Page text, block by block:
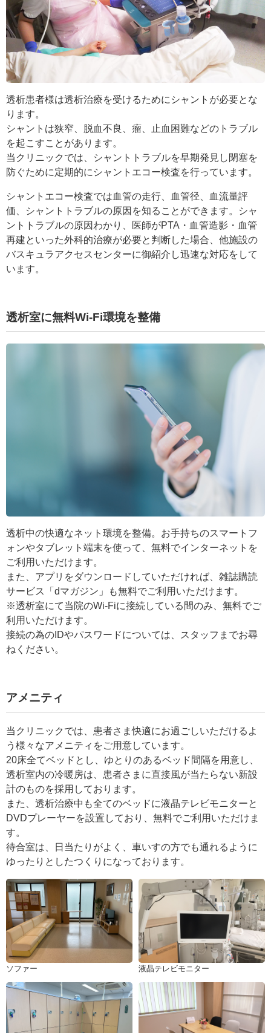
透析患者様は透析治療を受けるためにシャントが必要とな
ります。
シャントは狭窄、脱血不良、瘤、止血困難などのトラブル
を起こすことがあります。
当クリニックでは、シャントトラブルを早期発見し閉塞を
防ぐために定期的にシャントエコー検査を行っています。
シャントエコー検査では血管の走行、血管径、血流量評
価、シャントトラブルの原因を知ることができます。シャ
ントトラブルの原因わかり、医師がPTA・血管造影・血管
再建といった外科的治療が必要と判断した場合、他施設の
バスキュラアクセスセンターに御紹介し迅速な対応をして
います。
透析室に無料Wi-Fi環境を整備
透析中の快適なネット環境を整備。お手持ちのスマートフ
ォンやタブレット端末を使って、無料でインターネットを
ご利用いただけます。
また、アプリをダウンロードしていただければ、雑誌購読
サービス「dマガジン」も無料でご利用いただけます。
※透析室にて当院のWi-Fiに接続している間のみ、無料でご
利用いただけます。
接続の為のIDやパスワードについては、スタッフまでお尋
ねください。
アメニティ
当クリニックでは、患者さま快適にお過ごしいただけるよ
う様々なアメニティをご用意しています。
20床全てベッドとし、ゆとりのあるベッド間隔を用意し、
透析室内の冷暖房は、患者さまに直接風が当たらない新設
計のものを採用しております。
また、透析治療中も全てのベッドに液晶テレビモニターと
DVDプレーヤーを設置しており、無料でご利用いただけま
す。
待合室は、日当たりがよく、車いすの方でも通れるように
ゆったりとしたつくりになっております。
ソファー 液晶テレビモニター